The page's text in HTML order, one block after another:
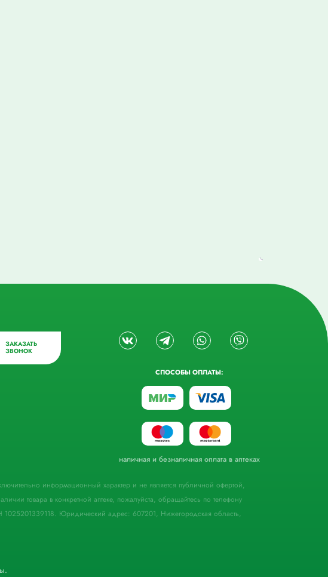
ЗАКАЗАТЬ
ЗВОНОК
СПОСОБЫ ОПЛАТЫ:
наличная и безналичная оплата в аптеках
информационный характер и не является публичной офертой,
товара в конкретной аптеке, пожалуйста, обращайтесь по телефону
Юридический адрес: 607201, Нижегородская область,